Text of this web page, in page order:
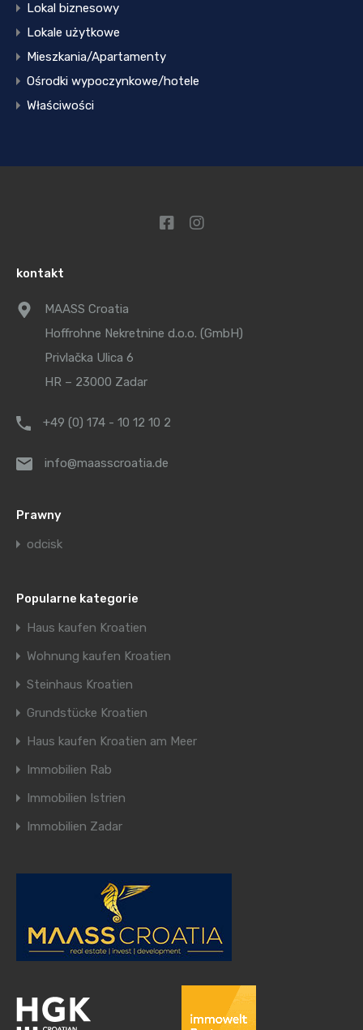
Lokal biznesowy
Lokale użytkowe
Mieszkania/Apartamenty
Ośrodki wypoczynkowe/hotele
Właściwości
kontakt
MAASS Croatia
Hoffrohne Nekretnine d.o.o. (GmbH)
Privlačka Ulica 6
HR – 23000 Zadar
+49 (0) 174 - 10 12 10 2
info@maasscroatia.de
Prawny
odcisk
Popularne kategorie
Haus kaufen Kroatien
Wohnung kaufen Kroatien
Steinhaus Kroatien
Grundstücke Kroatien
Haus kaufen Kroatien am Meer
Immobilien Rab
Immobilien Istrien
Immobilien Zadar